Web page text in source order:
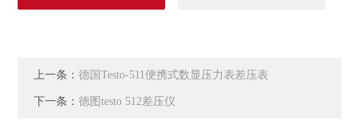
上一条：德国Testo-511便携式数显压力表差压表
下一条：德图testo 512差压仪